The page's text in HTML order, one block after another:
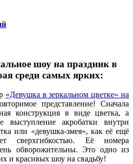
шоу на праздник в
среди самых ярких:
«Девушка в зеркальном цветке» на
представление! Сначала
конструкция в виде цветка, а
выступление акробатки внутри
или «девушка-змея», как её ещё
сверхгибкостью. Её номера
обворожительны. Это одно из
и красивых шоу на свадьбу!